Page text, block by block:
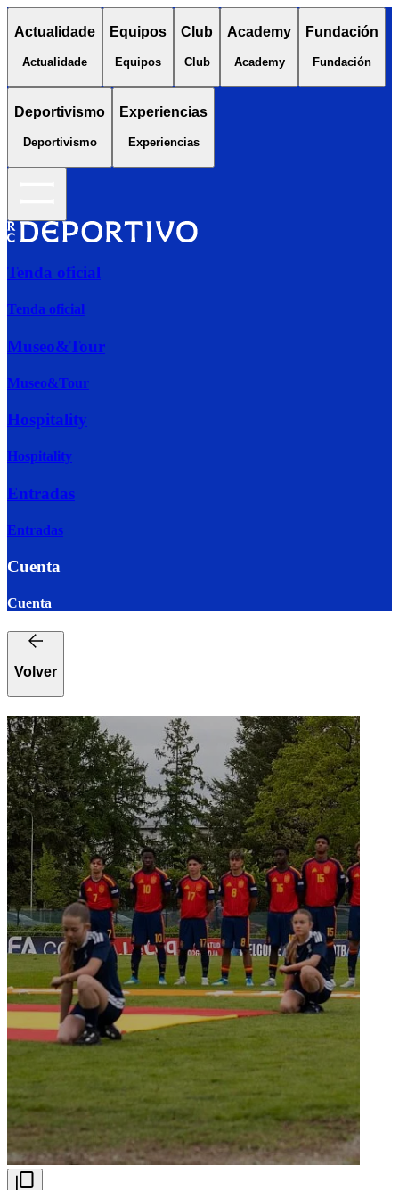
Actualidade
Actualidade
Equipos
Equipos
Club
Club
Academy
Academy
Fundación
Fundación
Deportivismo
Deportivismo
Experiencias
Experiencias
Tenda oficial
Tenda oficial
Museo&Tour
Museo&Tour
Hospitality
Hospitality
Entradas
Entradas
Cuenta
Cuenta
Volver